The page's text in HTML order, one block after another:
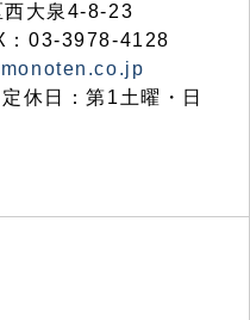
大泉4-8-23
03-3978-4128
休日：第1土曜・日